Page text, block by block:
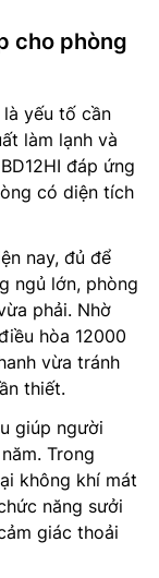
cho phòng
yếu tố cần
làm lạnh và
đáp ứng
có diện tích
nay, đủ để
ngủ lớn, phòng
phải. Nhờ
hòa 12000
vừa tránh
thiết.
giúp người
Trong
không khí mát
năng sưởi
giác thoải